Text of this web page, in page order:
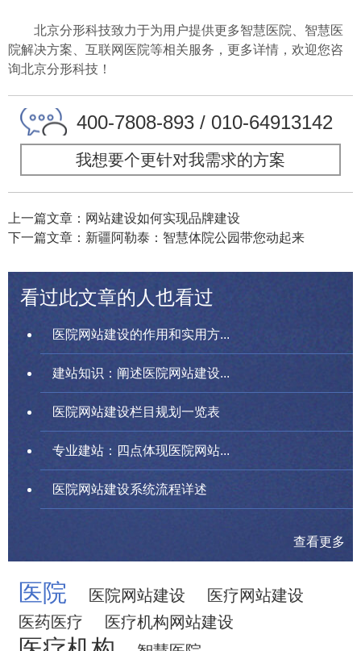
北京分形科技致力于为用户提供更多智慧医院、智慧医
院解决方案、互联网医院等相关服务，更多详情，欢迎您咨
询北京分形科技！
400-7808-893 / 010-64913142
我想要个更针对我需求的方案
上一篇文章：网站建设如何实现品牌建设
下一篇文章：新疆阿勒泰：智慧体院公园带您动起来
看过此文章的人也看过
医院网站建设的作用和实用方...
建站知识：阐述医院网站建设...
医院网站建设栏目规划一览表
专业建站：四点体现医院网站...
医院网站建设系统流程详述
查看更多
医院 医院网站建设
医疗网站建设
医药医疗
医疗机构网站建设